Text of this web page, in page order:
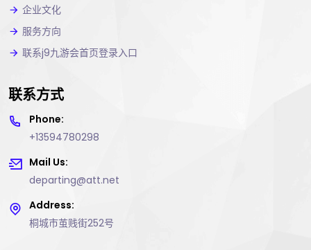
企业文化
服务方向
联系j9九游会首页登录入口
联系方式
Phone:
+13594780298
Mail Us:
departing@att.net
Address:
桐城市茧贱街252号